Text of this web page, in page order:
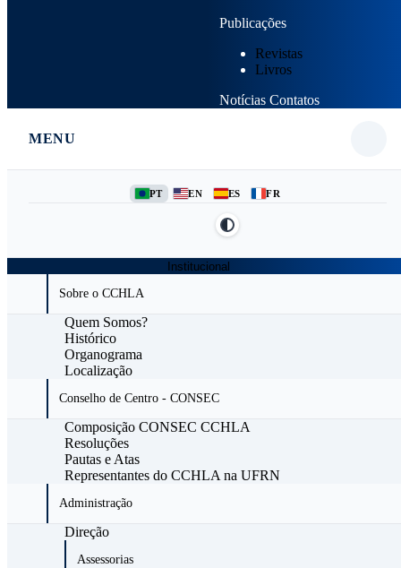
Publicações
Revistas
Livros
Notícias Contatos
MENU
PT EN ES FR
Institucional
Sobre o CCHLA
Quem Somos?
Histórico
Organograma
Localização
Conselho de Centro - CONSEC
Composição CONSEC CCHLA
Resoluções
Pautas e Atas
Representantes do CCHLA na UFRN
Administração
Direção
Assessorias